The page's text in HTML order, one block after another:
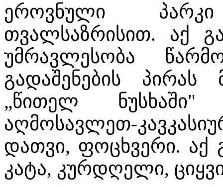
ეროვნული
თვალსაზრისით. აქ
უმრავლესობა
გადაშენების
„წითელ ნუსხაში"
აღმოსავლეთ-
დათვი, ფოცხვერი. აქ
კატა, კურდღელი,